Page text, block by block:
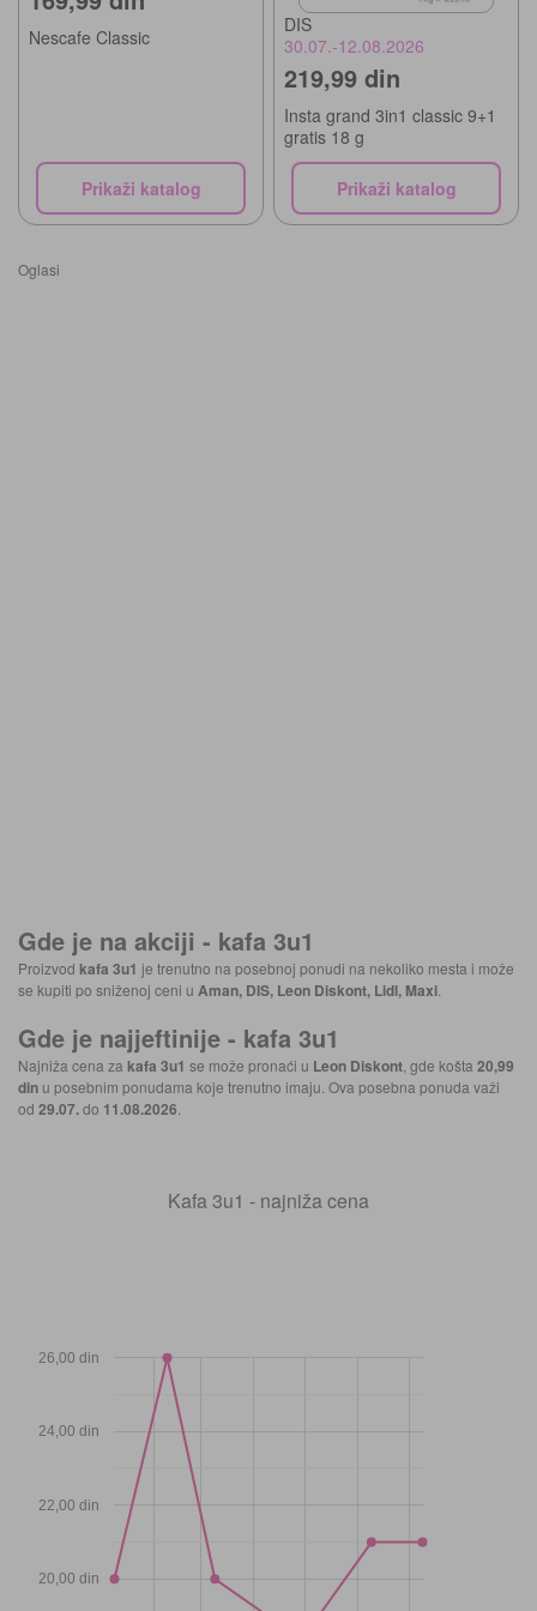
Nescafe Classic
Prikaži katalog
DIS
30.07.-12.08.2026
219,99 din
Insta grand 3in1 classic 9+1
gratis 18 g
Prikaži katalog
Oglasi
Gde je na akciji - kafa 3u1
Proizvod kafa 3u1 je trenutno na posebnoj ponudi na nekoliko mesta i može
se kupiti po sniženoj ceni u Aman, DIS, Leon Diskont, Lidl, Maxi
Gde je najjeftinije - kafa 3u1
Najniža cena za kafa 3u1 se može pronaći u Leon Diskont , gde košta 20,99
din u posebnim ponudama koje trenutno imaju. Ova posebna ponuda važi
od 29.07.do 11.08.2026
Kafa 3u1 - najniža cena
20,00 din
22,00 din
24,00 din
26,00 din